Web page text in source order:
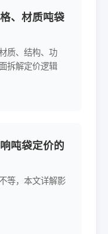
、材质吨袋
质、结构、功
拆解定价逻辑
吨袋定价的
等，本文详解影